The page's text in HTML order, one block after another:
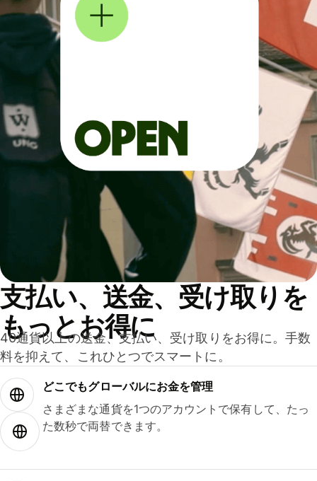
支払い、送金、受け取りを
もっとお得に
40通貨以上の送金、支払い、受け取りをお得に。手数
料を抑えて、これひとつでスマートに。
どこでもグ⁠ロ⁠ー⁠バ⁠ルにお金を管理
さまざまな通貨を1つのアカウントで保有して、たっ
た数秒で両替できます。